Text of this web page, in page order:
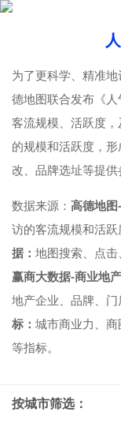
为了更科学、精准
德地图联合发布《
客流规模、活跃度
的规模和活跃度，
改、品牌选址等提供
数据来源： 高德地图
访的客流规模和活跃
据： 地图搜索、点击
赢商大数据-商业地
地产企业、品牌、门
标： 城市商业力、
等指标。
按城市筛选：